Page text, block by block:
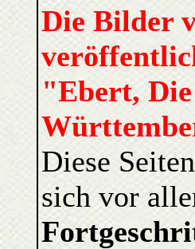
Die Bilder
"Ebert,
Diese
sich vor